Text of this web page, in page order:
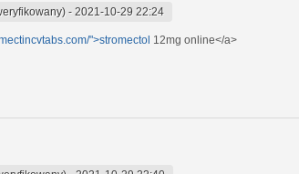
- 2021-10-29 22:24
">stromectol 12mg online</a>